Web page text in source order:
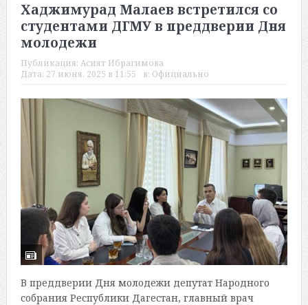
Хаджимурад Малаев встретился со
студентами ДГМУ в преддверии Дня
молодежи
Публикация: Асият Ибрагимова
Дата: 27 июня, 2025 в 11:55 в: Официально
В преддверии Дня молодежи депутат Народного
собрания Республики Дагестан, главный врач